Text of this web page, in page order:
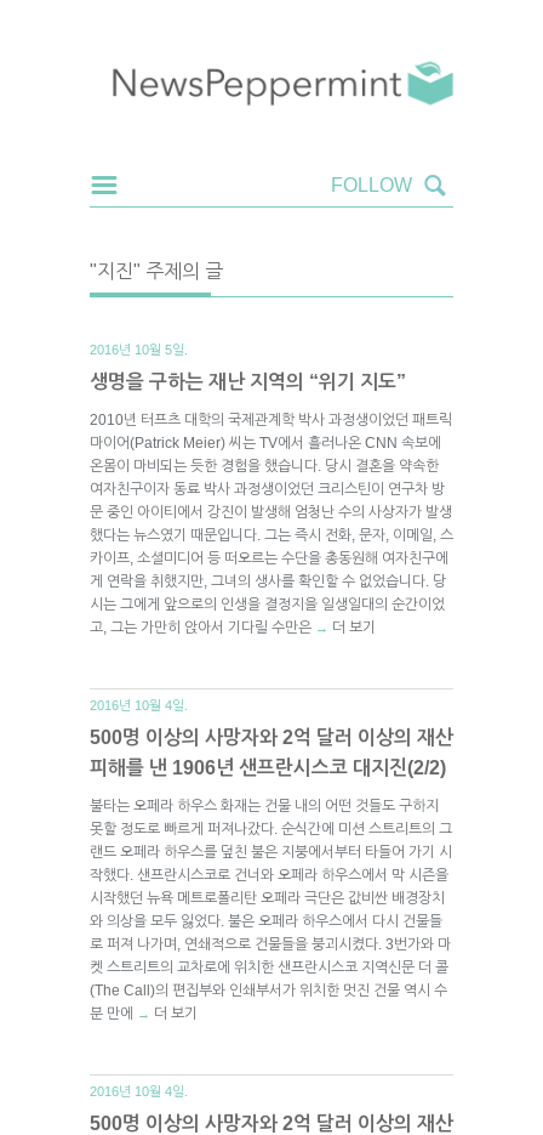
"지진" 주제의 글
2016년 10월 5일.
생명을 구하는 재난 지역의 “위기 지도”
2010년 터프츠 대학의 국제관계학 박사 과정생이었던 패트릭
마이어(Patrick Meier) 씨는 TV에서 흘러나온 CNN 속보에
온몸이 마비되는 듯한 경험을 했습니다. 당시 결혼을 약속한
여자친구이자 동료 박사 과정생이었던 크리스틴이 연구차 방
문 중인 아이티에서 강진이 발생해 엄청난 수의 사상자가 발생
했다는 뉴스였기 때문입니다. 그는 즉시 전화, 문자, 이메일, 스
카이프, 소셜미디어 등 떠오르는 수단을 총동원해 여자친구에
게 연락을 취했지만, 그녀의 생사를 확인할 수 없었습니다. 당
시는 그에게 앞으로의 인생을 결정지을 일생일대의 순간이었
고, 그는 가만히 앉아서 기다릴 수만은 → 더 보기
2016년 10월 4일.
500명 이상의 사망자와 2억 달러 이상의 재산
피해를 낸 1906년 샌프란시스코 대지진(2/2)
불타는 오페라 하우스 화재는 건물 내의 어떤 것들도 구하지
못할 정도로 빠르게 퍼져나갔다. 순식간에 미션 스트리트의 그
랜드 오페라 하우스를 덮친 불은 지붕에서부터 타들어 가기 시
작했다. 샌프란시스코로 건너와 오페라 하우스에서 막 시즌을
시작했던 뉴욕 메트로폴리탄 오페라 극단은 값비싼 배경장치
와 의상을 모두 잃었다. 불은 오페라 하우스에서 다시 건물들
로 퍼져 나가며, 연쇄적으로 건물들을 붕괴시켰다. 3번가와 마
켓 스트리트의 교차로에 위치한 샌프란시스코 지역신문 더 콜
(The Call)의 편집부와 인쇄부서가 위치한 멋진 건물 역시 수
분 만에
→ 더 보기
2016년 10월 4일.
500명 이상의 사망자와 2억 달러 이상의 재산